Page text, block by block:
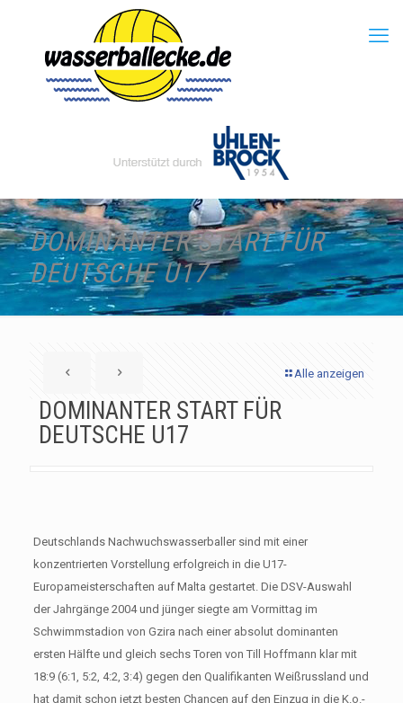
DOMINANTER START FÜR
DEUTSCHE U17
Alle anzeigen
DOMINANTER START FÜR
DEUTSCHE U17
Deutschlands Nachwuchswasserballer sind mit einer
konzentrierten Vorstellung erfolgreich in die U17-
Europameisterschaften auf Malta gestartet. Die DSV-Auswahl
der Jahrgänge 2004 und jünger siegte am Vormittag im
Schwimmstadion von Gzira nach einer absolut dominanten
ersten Hälfte und gleich sechs Toren von Till Hoffmann klar mit
18:9 (6:1, 5:2, 4:2, 3:4) gegen den Qualifikanten Weißrussland und
hat damit schon jetzt besten Chancen auf den Einzug in die K.o.-